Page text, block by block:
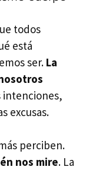
todos
está
ser. La
intenciones,
excusas.
perciben.
nos mire. La